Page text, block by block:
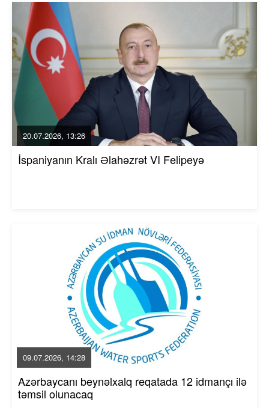
20.07.2026, 13:26
İspaniyanın Kralı Əlahəzrət VI Felipeyə
09.07.2026, 14:28
Azərbaycanı beynəlxalq reqatada 12 idmançı ilə
təmsil olunacaq